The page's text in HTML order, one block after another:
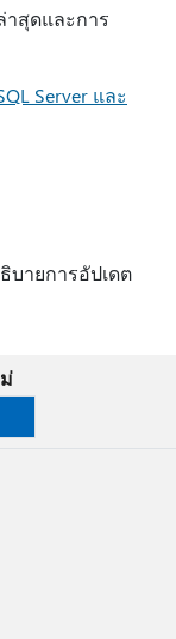
าสุดและการ
Server และ
บายการอัปเดต